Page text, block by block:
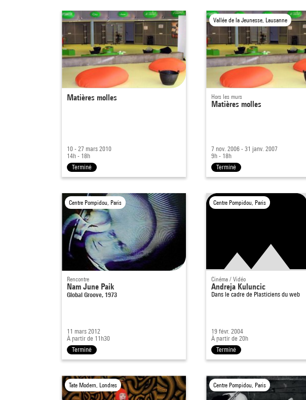
Matières molles
10 - 27 mars 2010
14h - 18h
Terminé
Vallée de la Jeunesse, Lausanne
Hors les murs
Matières molles
7 nov. 2006 - 31 janv. 2007
9h - 18h
Terminé
Centre Pompidou, Paris
Rencontre
Nam June Paik
Global Groove, 1973
11 mars 2012
À partir de 11h30
Terminé
Centre Pompidou, Paris
Cinéma / Vidéo
Andreja Kuluncic
Dans le cadre de Plasticiens du web
19 févr. 2004
À partir de 20h
Terminé
Tate Modern, Londres Centre Pompidou, Paris